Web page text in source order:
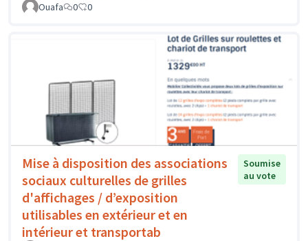
Ouafa 0 0
Mise à disposition des associations
sociaux culturelles de grilles
d'affichages / d’exposition
utilisables en extérieur et en
intérieur et transportab
Soumise
au vote